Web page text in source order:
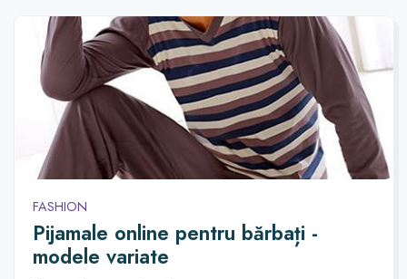
FASHION
Pijamale online pentru bărbați -
modele variate